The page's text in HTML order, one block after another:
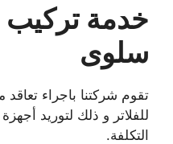
خدمة تركيب
سلوى
تقوم شركتنا باجراء
للفلاتر و ذلك لتوريد
التكلفة.